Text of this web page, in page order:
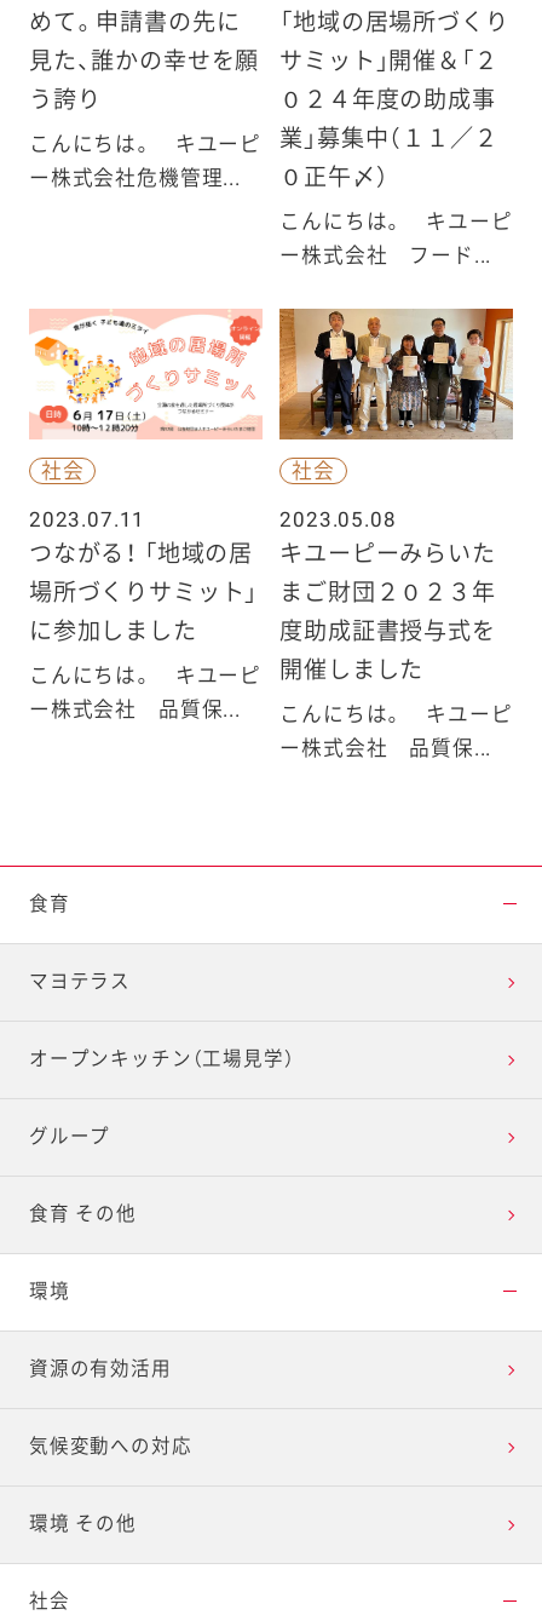
めて。申請書の先に
見た、誰かの幸せを願
う誇り
こんにちは。 キユーピ
ー株式会社危機管理...
「地域の居場所づくり
サミット」開催＆「２
０２４年度の助成事
業」募集中（１１／２
０正午〆）
こんにちは。 キユーピ
ー株式会社 フード...
社会
2023.07.11
つながる！ 「地域の居
場所づくりサミット」
に参加しました
こんにちは。 キユーピ
ー株式会社 品質保...
社会
2023.05.08
キユーピーみらいた
まご財団２０２３年
度助成証書授与式を
開催しました
こんにちは。 キユーピ
ー株式会社 品質保...
食育
マヨテラス
オープンキッチン（工場見学）
グループ
食育 その他
環境
資源の有効活用
気候変動への対応
環境 その他
社会